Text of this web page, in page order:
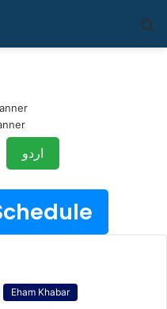
اردو
▼
Eham Khabar